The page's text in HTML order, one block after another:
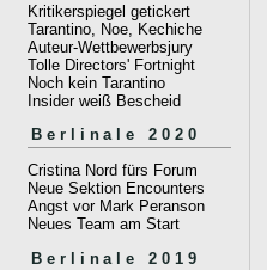
Kritikerspiegel getickert
Tarantino, Noe, Kechiche
Auteur-Wettbewerbsjury
Tolle Directors' Fortnight
Noch kein Tarantino
Insider weiß Bescheid
Berlinale 2020
Cristina Nord fürs Forum
Neue Sektion Encounters
Angst vor Mark Peranson
Neues Team am Start
Berlinale 2019